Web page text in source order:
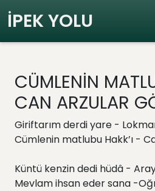
İPEK YOLU
CÜMLENİN
CAN ARZULAR
Giriftarım derdi yare -
Cümlenin matlubu Hakk’ı -
Küntü kenzin dedi hüdâ -
Mevlam ihsan eder sana -